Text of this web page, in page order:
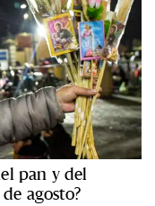
pan y del
agosto?